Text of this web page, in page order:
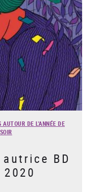
DE L'ANNÉE DE
BD